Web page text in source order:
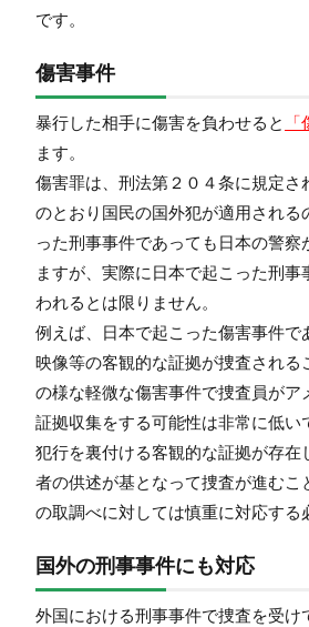
です。
傷害事件
暴行した相手に傷害を負わせると
ます。
傷害罪は、刑法第２０４条に規定さ
のとおり国民の国外犯が適用される
った刑事事件であっても日本の警察
ますが、実際に日本で起こった刑
われるとは限りません。
例えば、日本で起こった傷害事件で
映像等の客観的な証拠が捜査される
の様な軽微な傷害事件で捜査員がア
証拠収集をする可能性は非常に低い
犯行を裏付ける客観的な証拠が存在
者の供述が基となって捜査が進むこ
の取調べに対しては慎重に対応する
国外の刑事事件にも対応
外国における刑事事件で捜査を受け